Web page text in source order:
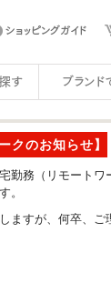
クのお知らせ】
勤務（リモート
。
ますが、何卒、ご